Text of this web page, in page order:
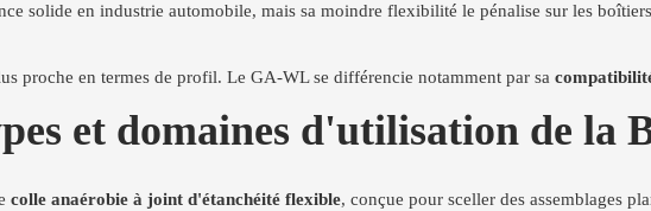
solide en industrie automobile, mais sa moindre flexibilité le pénalise sur les
proche en termes de profil. Le GA-WL se différencie notamment par sa
et domaines d'utilisation de
colle anaérobie à joint d'étanchéité flexible, conçue pour sceller des assemblages